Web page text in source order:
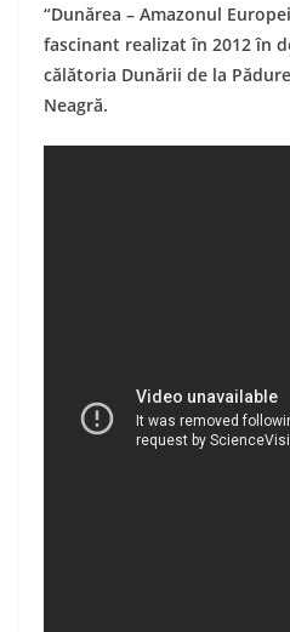
“Dunărea – Amazonul
fascinant realizat în 2012 în
călătoria Dunării de la
Neagră.